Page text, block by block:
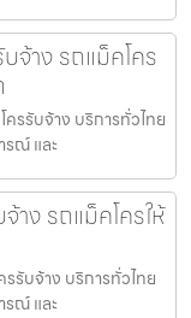
จ้าง รถแม็คโคร
ครรับจ้าง บริการทั่วไทย
รณ์ และ
าง รถแม็คโครให้
รรับจ้าง บริการทั่วไทย
รณ์ และ